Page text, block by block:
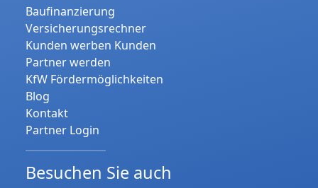
Baufinanzierung
Versicherungsrechner
Kunden werben Kunden
Partner werden
KfW Fördermöglichkeiten
Blog
Kontakt
Partner Login
Besuchen Sie auch